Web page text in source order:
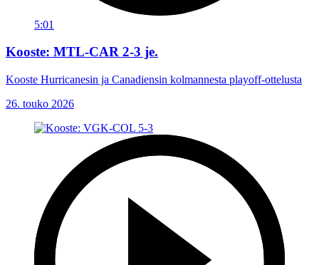
5:01
Kooste: MTL-CAR 2-3 je.
Kooste Hurricanesin ja Canadiensin kolmannesta playoff-ottelusta
26. touko 2026